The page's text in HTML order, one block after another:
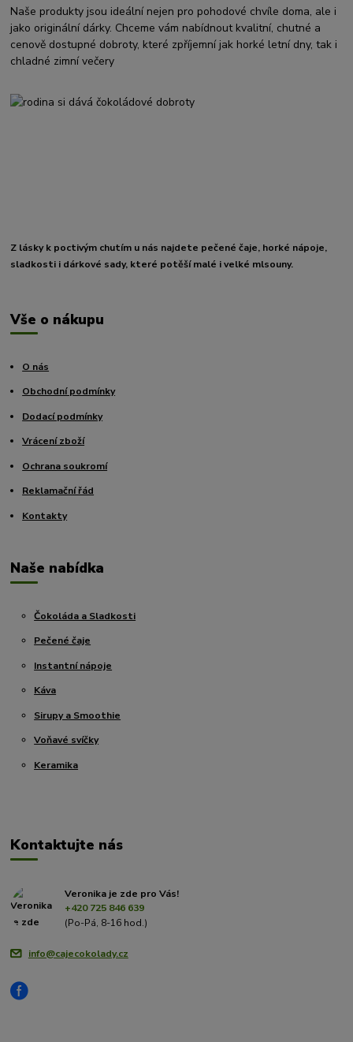
Naše produkty jsou ideální nejen pro pohodové chvíle doma, ale i
jako originální dárky. Chceme vám nabídnout kvalitní, chutné a
cenově dostupné dobroty, které zpříjemní jak horké letní dny, tak i
chladné zimní večery
Z lásky k poctivým chutím u nás najdete pečené čaje, horké nápoje,
sladkosti i dárkové sady, které potěší malé i velké mlsouny.
Vše o nákupu
O nás
Obchodní podmínky
Dodací podmínky
Vrácení zboží
Ochrana soukromí
Reklamační řád
Kontakty
Naše nabídka
Čokoláda a Sladkosti
Pečené čaje
Instantní nápoje
Káva
Sirupy a Smoothie
Voňavé svíčky
Keramika
Kontaktujte nás
Veronika je zde pro Vás!
+420 725 846 639
(Po-Pá, 8-16 hod.)
info@cajecokolady.cz